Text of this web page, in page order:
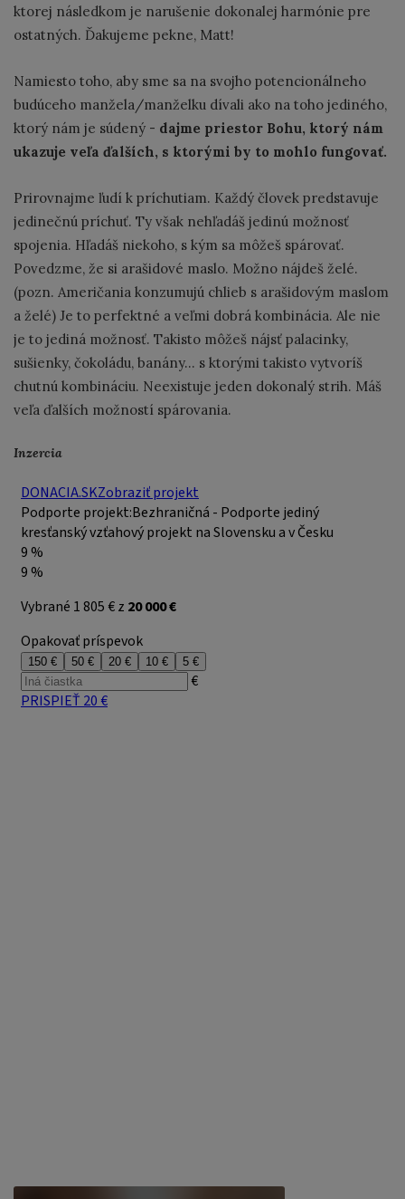
ktorej následkom je narušenie dokonalej harmónie pre
ostatných. Ďakujeme pekne, Matt!
Namiesto toho, aby sme sa na svojho potencionálneho
budúceho manžela/manželku dívali ako na toho jediného,
ktorý nám je súdený - dajme priestor Bohu, ktorý nám
ukazuje veľa ďalších, s ktorými by to mohlo fungovať.
Prirovnajme ľudí k príchutiam. Každý človek predstavuje
jedinečnú príchuť. Ty však nehľadáš jedinú možnosť
spojenia. Hľadáš niekoho, s kým sa môžeš spárovať.
Povedzme, že si arašidové maslo. Možno nájdeš želé.
(pozn. Američania konzumujú chlieb s arašidovým maslom
a želé) Je to perfektné a veľmi dobrá kombinácia. Ale nie
je to jediná možnosť. Takisto môžeš nájsť palacinky,
sušienky, čokoládu, banány... s ktorými takisto vytvoríš
chutnú kombináciu. Neexistuje jeden dokonalý strih. Máš
veľa ďalších možností spárovania.
Inzercia